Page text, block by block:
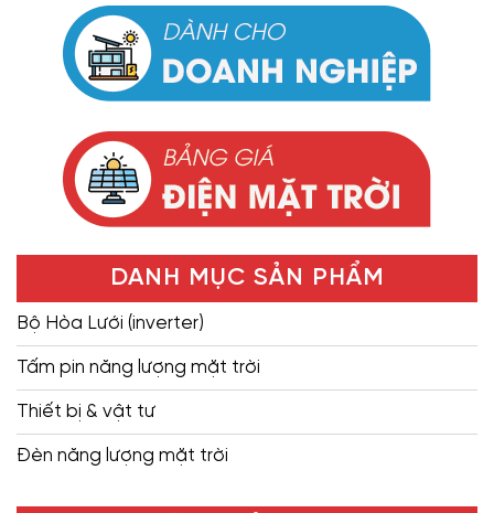
DANH MỤC SẢN PHẨM
Bộ Hòa Lưới (inverter)
Tấm pin năng lượng mặt trời
Thiết bị & vật tư
Đèn năng lượng mặt trời